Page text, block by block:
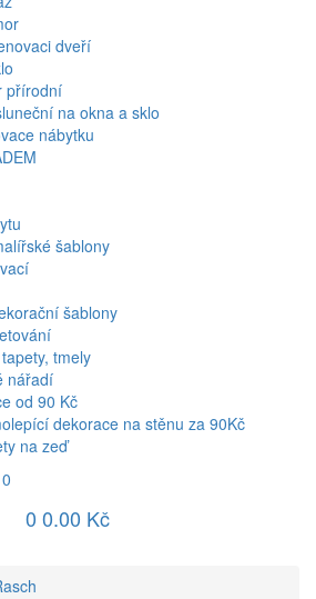
dveří
přírodní
na okna a sklo
nábytku
šablony
šablony
tmely
nářadí
od 90 Kč
dekorace na stěnu za 90Kč
na zeď
0
0 0.00 Kč